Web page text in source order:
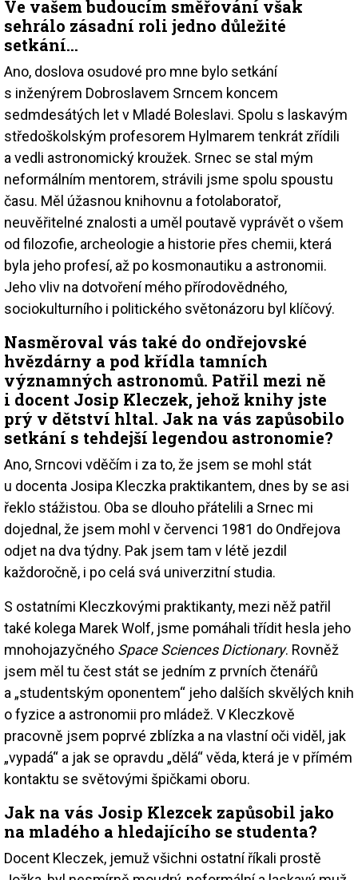
Ve vašem budoucím směřování však
sehrálo zásadní roli jedno důležité
setkání…
Ano, doslova osudové pro mne bylo setkání
s inženýrem Dobroslavem Srncem koncem
sedmdesátých let v Mladé Boleslavi. Spolu s laskavým
středoškolským profesorem Hylmarem tenkrát zřídili
a vedli astronomický kroužek. Srnec se stal mým
neformálním mentorem, strávili jsme spolu spoustu
času. Měl úžasnou knihovnu a fotolaboratoř,
neuvěřitelné znalosti a uměl poutavě vyprávět o všem
od filozofie, archeologie a historie přes chemii, která
byla jeho profesí, až po kosmonautiku a astronomii.
Jeho vliv na dotvoření mého přírodovědného,
sociokulturního i politického světonázoru byl klíčový.
Nasměroval vás také do ondřejovské
hvězdárny a pod křídla tamních
významných astronomů. Patřil mezi ně
i docent Josip Kleczek, jehož knihy jste
prý v dětství hltal. Jak na vás zapůsobilo
setkání s tehdejší legendou astronomie?
Ano, Srncovi vděčím i za to, že jsem se mohl stát
u docenta Josipa Kleczka praktikantem, dnes by se asi
řeklo stážistou. Oba se dlouho přátelili a Srnec mi
dojednal, že jsem mohl v červenci 1981 do Ondřejova
odjet na dva týdny. Pak jsem tam v létě jezdil
každoročně, i po celá svá univerzitní studia.
S ostatními Kleczkovými praktikanty, mezi něž patřil
také kolega Marek Wolf, jsme pomáhali třídit hesla jeho
mnohojazyčného Space Sciences Dictionary. Rovněž
jsem měl tu čest stát se jedním z prvních čtenářů
a „studentským oponentem“ jeho dalších skvělých knih
o fyzice a astronomii pro mládež. V Kleczkově
pracovně jsem poprvé zblízka a na vlastní oči viděl, jak
„vypadá“ a jak se opravdu „dělá“ věda, která je v přímém
kontaktu se světovými špičkami oboru.
Jak na vás Josip Klezcek zapůsobil jako
na mladého a hledajícího se studenta?
Docent Kleczek, jemuž všichni ostatní říkali prostě